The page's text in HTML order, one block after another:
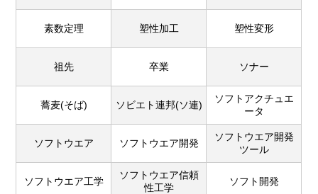
素数定理 塑性加工 塑性変形
祖先 卒業 ソナー
蕎麦(そば) ソビエト連邦(ソ連)
ソフトアクチュエ
ータ
ソフトウエア ソフトウエア開発
ソフトウエア開発
ツール
ソフトウエア工学
ソフトウエア信頼
性工学
ソフト開発